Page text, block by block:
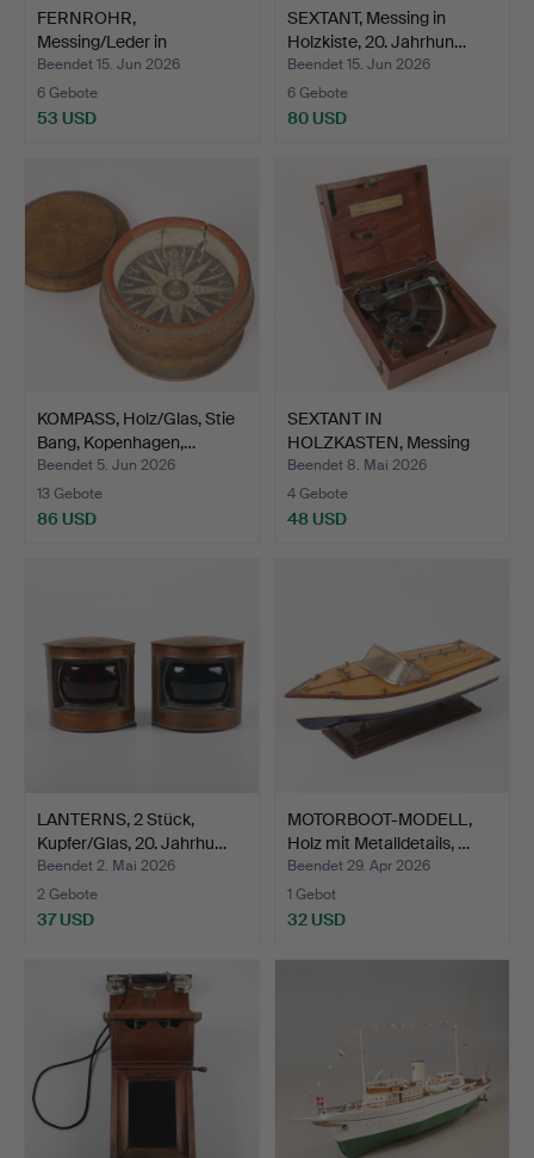
FERNROHR,
Messing/Leder in
Holzschatulle, …
Beendet 15. Jun 2026
6 Gebote
53 USD
SEXTANT, Messing in
Holzkiste, 20. Jahrhun…
Beendet 15. Jun 2026
6 Gebote
80 USD
KOMPASS, Holz/Glas, Stie
Bang, Kopenhagen,…
Beendet 5. Jun 2026
13 Gebote
86 USD
SEXTANT IN
HOLZKASTEN, Messing
und geschwä…
Beendet 8. Mai 2026
4 Gebote
48 USD
LANTERNS, 2 Stück,
Kupfer/Glas, 20. Jahrhu…
Beendet 2. Mai 2026
2 Gebote
37 USD
MOTORBOOT-MODELL,
Holz mit Metalldetails, …
Beendet 29. Apr 2026
1 Gebot
32 USD